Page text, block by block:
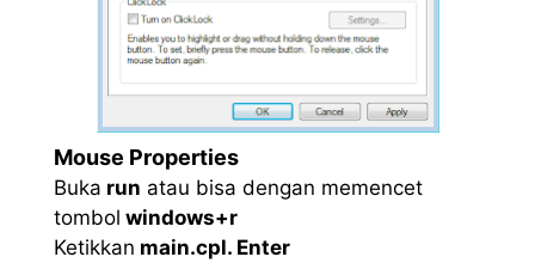
Mouse Properties
Buka run atau bisa dengan memencet
tombol windows+r
Ketikkan main.cpl. Enter